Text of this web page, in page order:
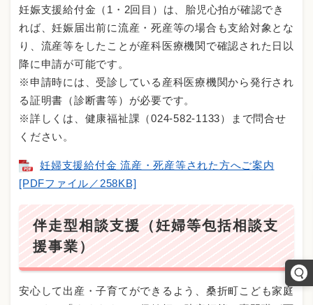
妊娠支援給付金（1・2回目）は、胎児心拍が確認でき
れば、妊娠届出前に流産・死産等の場合も支給対象とな
り、流産等をしたことが産科医療機関で確認された日以
降に申請が可能です。
※申請時には、受診している産科医療機関から発行され
る証明書（診断書等）が必要です。
※詳しくは、健康福祉課（024-582-1133）まで問合せ
ください。
妊婦支援給付金 流産・死産等された方へご案内
[PDFファイル／258KB]
伴走型相談支援（妊婦等包括相談支
援事業）
安心して出産・子育てができるよう、桑折町こども家庭